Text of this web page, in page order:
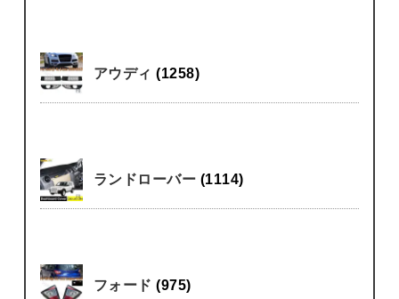
アウディ(1258)
ランドローバー (1114)
フォード(975)